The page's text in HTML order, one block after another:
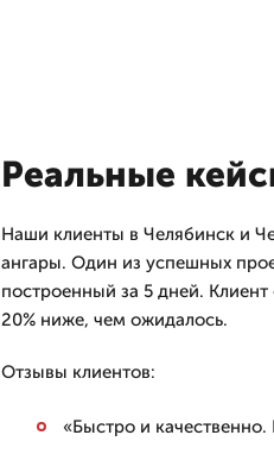
Реальные
Наши клиенты в Челябинск и
ангары. Один из успешных
построенный за 5 дней. Клиент
20% ниже, чем ожидалось.
Отзывы клиентов:
«Быстро и